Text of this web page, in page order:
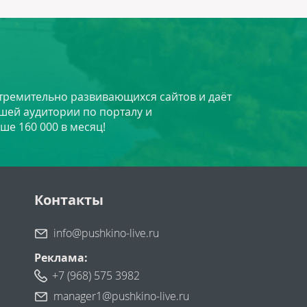
развивающихся сайтов и даёт
аудитории по порталу и
160 000 в месяц!
Контакты
info@pushkino-live.ru
Реклама:
+7 (968) 575 3982
manager1@pushkino-live.ru